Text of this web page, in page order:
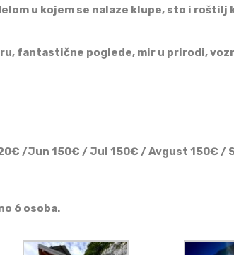
u kojem se nalaze klupe, sto i roštilj
fantastične poglede, mir u prirodi,
/Jun 150€ / Jul 150€ / Avgust 150€ /
6 osoba.